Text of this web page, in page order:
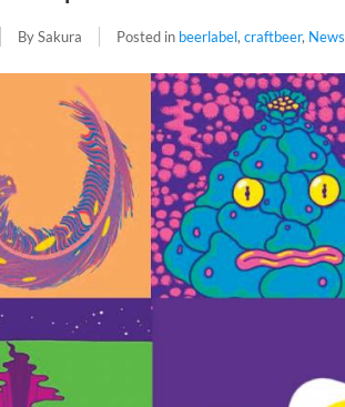
By Sakura Posted in beerlabel,craftbeer, News